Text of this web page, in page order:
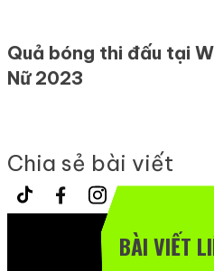
Quả bóng thi đấu tại
Nữ 2023
Chia sẻ bài viết
BÀI VIẾT